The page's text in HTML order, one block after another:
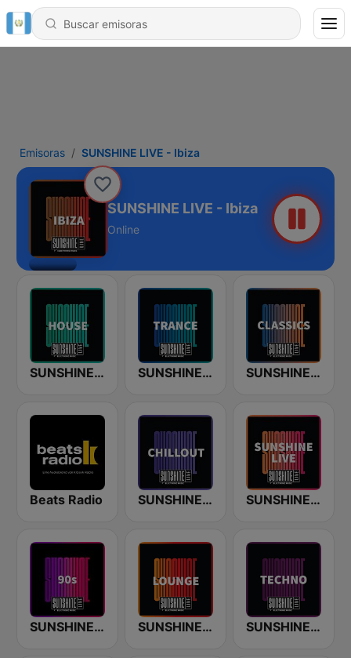
Emisoras SUNSHINE LIVE - Ibiza
SUNSHINE LIVE - Ibiza
Online
SUNSHINE LIVE - House SUNSHINE LIVE - Trance SUNSHINE LIVE - Classics
Beats Radio SUNSHINE LIVE - Chillout SUNSHINE LIVE
SUNSHINE LIVE - 90s SUNSHINE LIVE - Lounge SUNSHINE LIVE - Techno